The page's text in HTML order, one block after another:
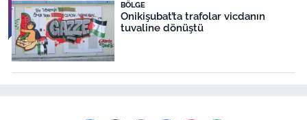
BÖLGE
Onikişubat’ta trafolar vicdanın
tuvaline dönüştü